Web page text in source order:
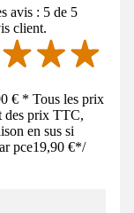
avis : 5 de 5
client.
€ * Tous les prix
des prix TTC,
en sus si
pce19,90 €*/